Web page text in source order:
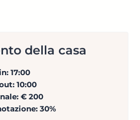
della casa
17:00
10:00
€ 200
30%